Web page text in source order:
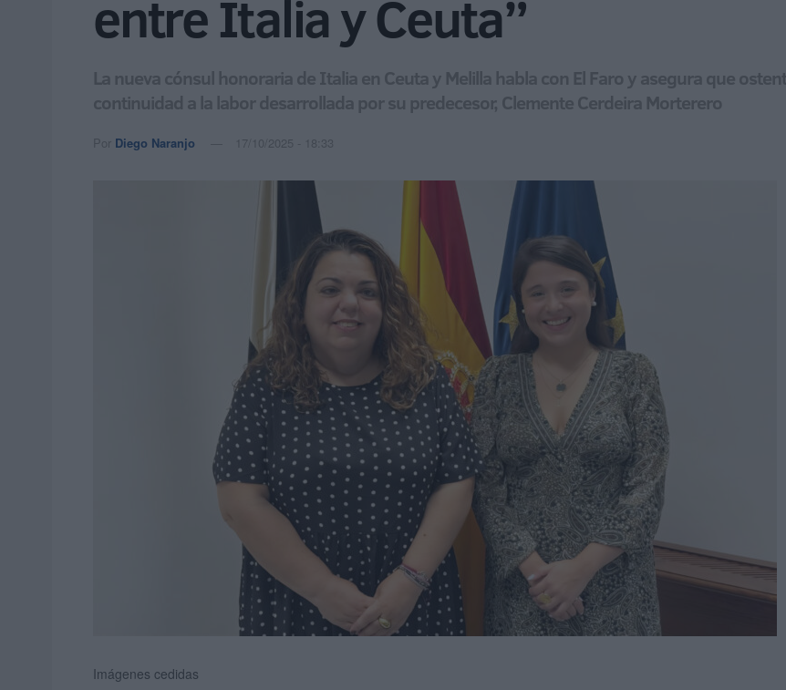
entre Italia y Ceuta”
La nueva cónsul honoraria de Italia en Ceuta y Melilla habla con El Faro y asegura que
continuidad a la labor desarrollada por su predecesor, Clemente Cerdeira Morterero
Por Diego Naranjo 17/10/2025 - 18:33
Imágenes cedidas